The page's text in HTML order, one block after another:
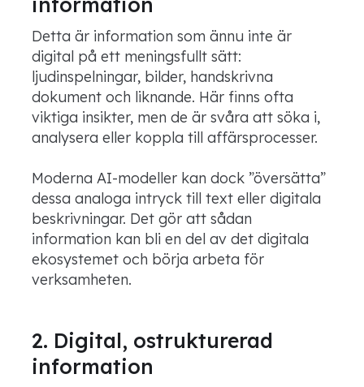
Detta är information som ännu inte är
digital på ett meningsfullt sätt:
ljudinspelningar, bilder, handskrivna
dokument och liknande. Här finns ofta
viktiga insikter, men de är svåra att söka i,
analysera eller koppla till affärsprocesser.
Moderna AI-modeller kan dock ”översätta”
dessa analoga intryck till text eller digitala
beskrivningar. Det gör att sådan
information kan bli en del av det digitala
ekosystemet och börja arbeta för
verksamheten.
2. Digital, ostrukturerad
information